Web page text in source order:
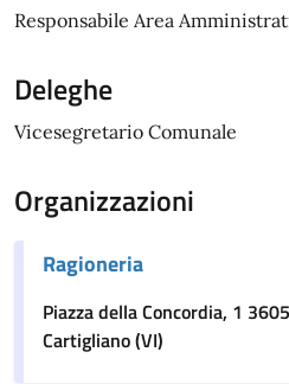
Responsabile Area
Deleghe
Vicesegretario Comunale
Organizzazioni
Ragioneria
Piazza della Concordia, 1
Cartigliano (VI)